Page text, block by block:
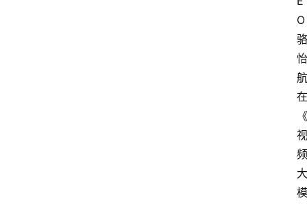
O
骆
怡
航
在
《
视
频
大
模